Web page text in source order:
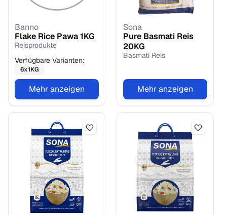
Banno
Flake Rice Pawa1KG
Reisprodukte
Verfügbare Varianten:
6x1KG
Mehr anzeigen
Sona
Pure Basmati Reis
20KG
Basmati Reis
Mehr anzeigen